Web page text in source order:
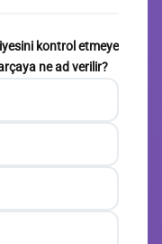
kontrol etmeye
ne ad verilir?